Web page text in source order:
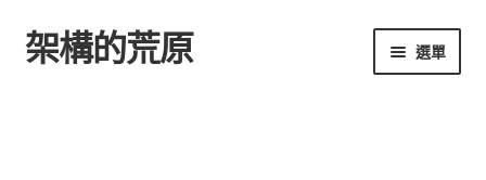
跳
至
跳
至
架構的荒原 選單